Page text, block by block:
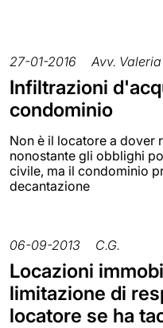
27-01-2016 Avv.
Infiltrazioni
condominio
Non è il locatore a dover
nonostante gli obblighi
civile, ma il condominio
decantazione
06-09-2013 C.G.
Locazioni
limitazione di
locatore se ha